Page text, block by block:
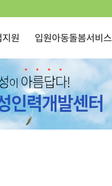
지원 입원아동돌봄서비스